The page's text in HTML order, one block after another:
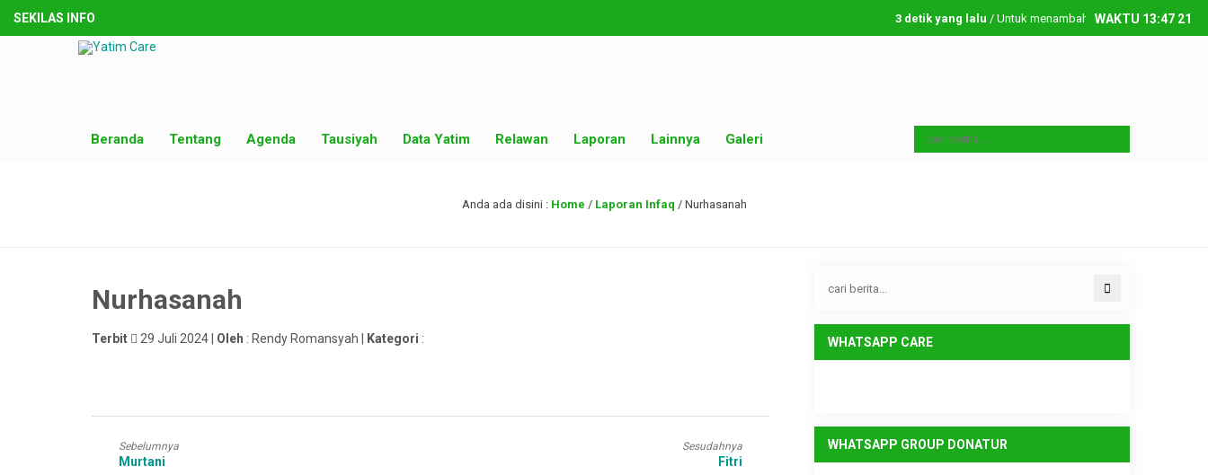
SEKILAS INFO 3 detik yang lalu / Untuk menambahkan running text silahkan
WAKTU 13:47 22
Beranda Tentang Agenda Tausiyah Data Yatim Relawan Laporan Lainnya Galeri
Anda ada disini : Home / Laporan Infaq / Nurhasanah
Nurhasanah
Terbit 29 Juli 2024 | Oleh : Rendy Romansyah | Kategori :
Sebelumnya
Murtani
Sesudahnya
Fitri
WHATSAPP CARE
WHATSAPP GROUP DONATUR